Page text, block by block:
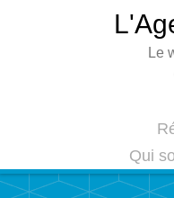
Le
Qui